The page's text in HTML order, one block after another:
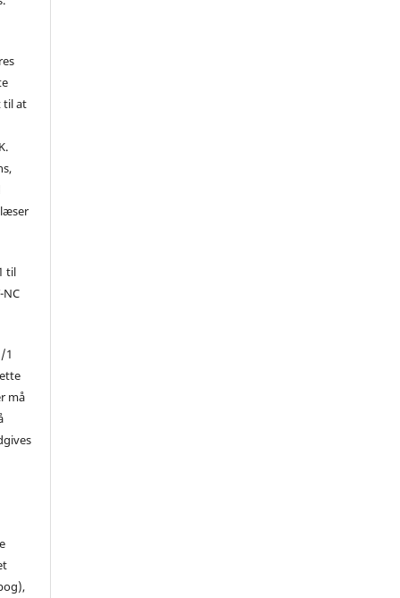
til at
til
NC
1
må